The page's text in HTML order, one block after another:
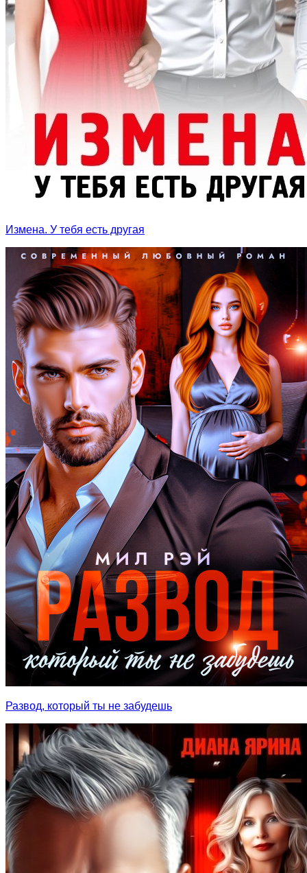
Измена. У тебя есть другая
Развод, который ты не забудешь